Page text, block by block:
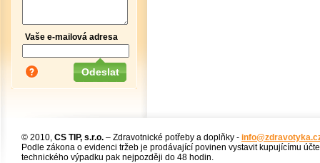
Vaše e-mailová adresa
© 2010, CS TIP, s.r.o. – Zdravotnické potřeby a doplňky -
Podle zákona o evidenci tržeb je prodávající povinen vystavit kupujícímu
technického výpadku pak nejpozději do 48 hodin.